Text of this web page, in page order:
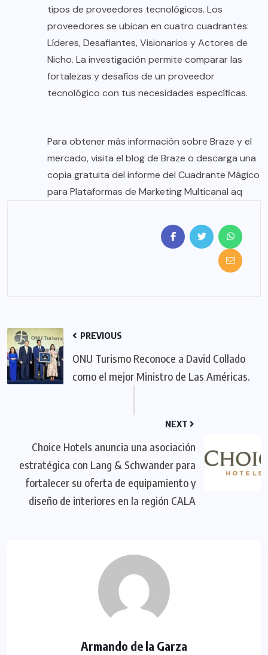
tipos de proveedores tecnológicos. Los
proveedores se ubican en cuatro cuadrantes:
Líderes, Desafiantes, Visionarios y Actores de
Nicho. La investigación permite comparar las
fortalezas y desafíos de un proveedor
tecnológico con tus necesidades específicas.
Para obtener más información sobre Braze y el
mercado, visita el blog de Braze o descarga una
copia gratuita del informe del Cuadrante Mágico
para Plataformas de Marketing Multicanal aq
PREVIOUS
ONU Turismo Reconoce a David Collado
como el mejor Ministro de Las Américas.
NEXT
Choice Hotels anuncia una asociación
estratégica con Lang & Schwander para
fortalecer su oferta de equipamiento y
diseño de interiores en la región CALA
Armando de la Garza